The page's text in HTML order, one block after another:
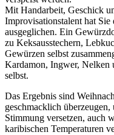
Mit Handarbeit, Geschick
Improvisationstalent hat Sie
ausgeglichen. Ein
zu Keksausstechern,
Gewürzen selbst
Kardamon, Ingwer, Nelken
selbst.
Das Ergebnis sind
geschmacklich
Stimmung versetzen, auch
karibischen Temperaturen